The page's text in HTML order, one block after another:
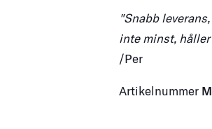
"Snabb
inte minst,
/Per
Artikelnummer